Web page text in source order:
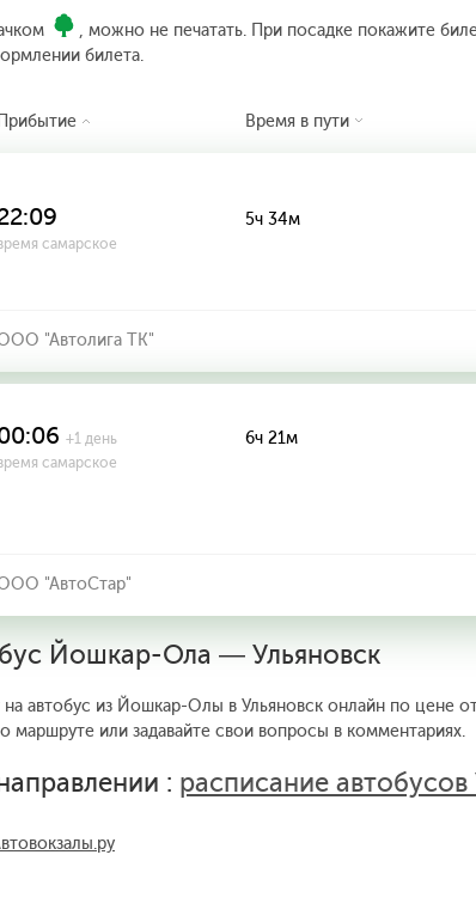
, можно не печатать. При посадке покажите
билета.
Прибытие Время в пути
самарское
5ч 34м
"Автолига ТК"
+1 день
самарское
6ч 21м
"АвтоСтар"
Йошкар-Ола — Ульяновск
автобус из Йошкар-Олы в Ульяновск онлайн по цене
маршруте или задавайте свои вопросы в комментариях.
: расписание